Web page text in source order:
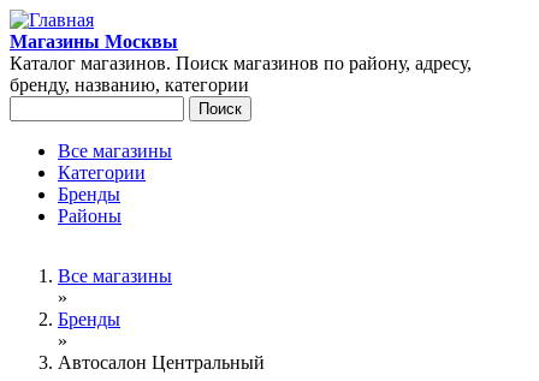
Перейти к основному содержанию
Магазины Москвы
Каталог магазинов. Поиск магазинов по району, адресу,
бренду, названию, категории
Главное меню
Все магазины
Категории
Бренды
Районы
Вы здесьВсе магазины
»
Бренды
»
Автосалон Центральный